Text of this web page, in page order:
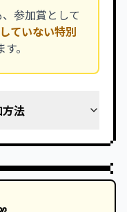
参加賞として
ていない特別
。
方法